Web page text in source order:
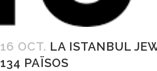
16 OCT. LA ISTANBUL
134 PAÏSOS